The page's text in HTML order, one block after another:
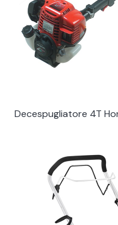
Decespugliatore 4T